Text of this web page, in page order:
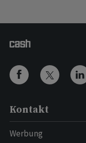
Kontakt
Werbung